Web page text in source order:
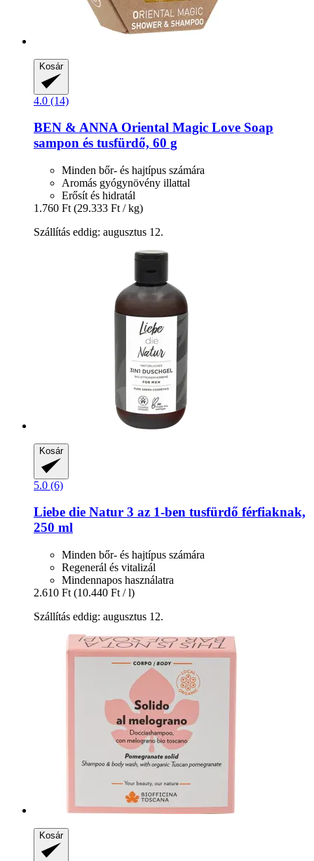
Kosár
4.0 (14)
BEN & ANNAOriental Magic Love Soap
sampon és tusfürdő, 60 g
Minden bőr- és hajtípus számára
Aromás gyógynövény illattal
Erősít és hidratál
1.760 Ft (29.333 Ft / kg)
Szállítás eddig: augusztus 12.
Kosár
5.0 (6)
Liebe die Natur 3 az 1-​ben tusfürdő férfiaknak,
250 ml
Minden bőr- és hajtípus számára
Regenerál és vitalizál
Mindennapos használatra
2.610 Ft (10.440 Ft / l)
Szállítás eddig: augusztus 12.
Kosár